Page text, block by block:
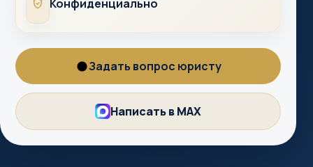
Конфиденциально
Вопрос
юристу
Задать вопрос юристу
MAX
Написать в MAX